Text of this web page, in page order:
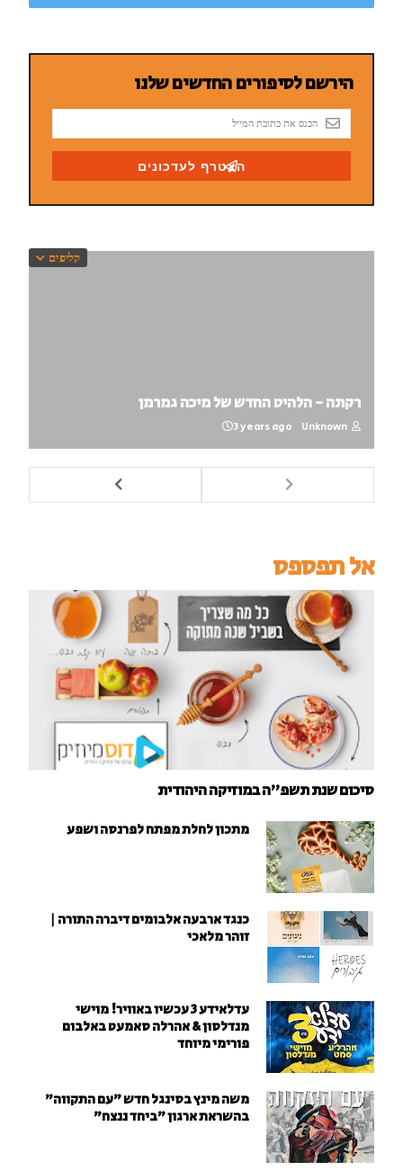
קליפים
רקתה - הלהיט החדש של מיכה גמרמן
Unknown
3 years ago
אל תפספס
סיכום שנת תשפ"ה במוזיקה היהודית
מתכון לחלת מפתח לפרנסה ושפע
כנגד ארבעה אלבומים דיברה התורה |
זוהר מלאכי
עדלאידע 3 עכשיו באוויר! מוישי
מנדלסון & אהרלה סאמעט באלבום
פורימי מיוחד
משה מינץ בסינגל חדש ״עם התקווה״
בהשראת ארגון "ביחד ננצח"